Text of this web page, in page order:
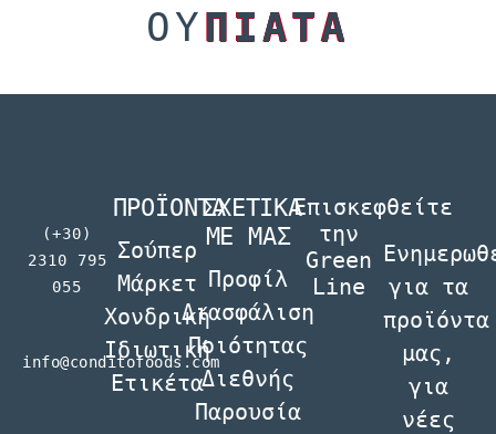
ΟΥΠΙΑΤΑ
(+30)
2310 795
055
info@conditofoods.com
ΠΡΟΪΟΝΤΑ
Σούπερ
Μάρκετ
Χονδρική
Ιδιωτική
Ετικέτα
ΣΧΕΤΙΚΑ
ΜΕ ΜΑΣ
Προφίλ
Διασφάλιση
Ποιότητας
Διεθνής
Παρουσία
Επισκεφθείτε
την
Green
Line
για τα
προϊόντα
µας,
για
νέες